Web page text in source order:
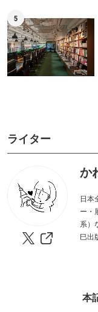
5
ライター
か
日本
ー・
系）
巳出
本